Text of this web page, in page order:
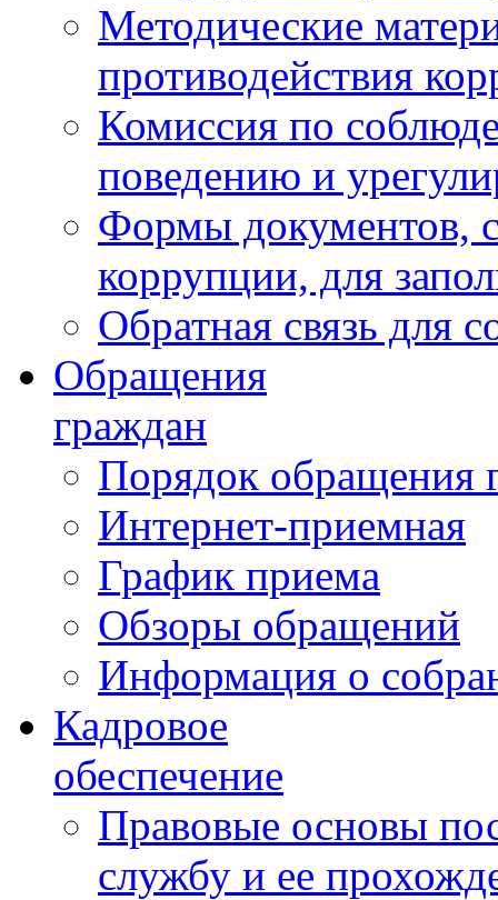
Методические
противодействия
Комиссия по
поведению и
Формы документов,
коррупции, для
Обратная связь для
Обращения
граждан
Порядок обращения
Интернет-приемная
График приема
Обзоры обращений
Информация о
Кадровое
обеспечение
Правовые основы
службу и ее